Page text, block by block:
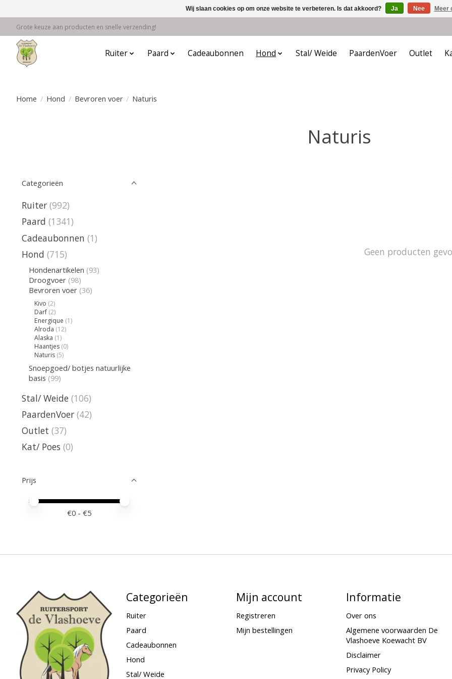
Grote keuze aan producten en snelle verzending!
Ruiter Paard Cadeaubonnen Hond Stal/ Weide PaardenVoer Outlet
Home / Hond / Bevroren voer / Naturis
Naturis
Categorieën
Ruiter (992)
Paard (1341)
Cadeaubonnen (1)
Hond (715)
Hondenartikelen (93)
Droogvoer (98)
Bevroren voer (36)
Kivo (2)
Darf (2)
Energique (1)
Alroda (12)
Alaska (1)
Haantjes (0)
Naturis (5)
Snoepgoed/ botjes natuurlijke
basis (99)
Stal/ Weide (106)
PaardenVoer (42)
Outlet (37)
Kat/ Poes (0)
Prijs
Minimale prijswaarde
Price maximum value
€0 - €5
Geen producten
Categorieën
Ruiter
Paard
Cadeaubonnen
Hond
Stal/ Weide
Mijn account
Registreren
Mijn bestellingen
Informatie
Over ons
Algemene voorwaarden De
Vlashoeve Koewacht BV
Disclaimer
Privacy Policy
Wij slaan cookies op om onze website te verbeteren. Is dat akkoord? Ja Nee Meer